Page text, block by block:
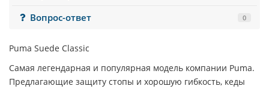
Вопрос-ответ
0
Puma Suede Classic
Самая легендарная и популярная модель компании Puma.
Предлагающие защиту стопы и хорошую гибкость, кеды